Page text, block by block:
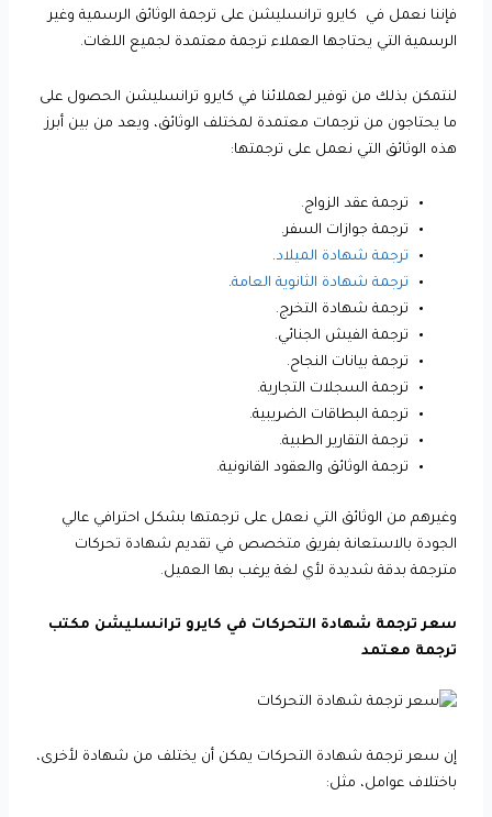
فإننا نعمل في كايرو ترانسليشن على ترجمة الوثائق الرسمية وغير
الرسمية التي يحتاجها العملاء ترجمة معتمدة لجميع اللغات.
لنتمكن بذلك من توفير لعملائنا في كايرو ترانسليشن الحصول على
ما يحتاجون من ترجمات معتمدة لمختلف الوثائق، ويعد من بين أبرز
هذه الوثائق التي نعمل على ترجمتها:
ترجمة عقد الزواج.
ترجمة جوازات السفر.
ترجمة شهادة الميلاد.
ترجمة شهادة الثانوية العامة.
ترجمة شهادة التخرج.
ترجمة الفيش الجنائي.
ترجمة بيانات النجاح.
ترجمة السجلات التجارية.
ترجمة البطاقات الضريبية.
ترجمة التقارير الطبية.
ترجمة الوثائق والعقود القانونية.
وغيرهم من الوثائق التي نعمل على ترجمتها بشكل احترافي عالي
الجودة بالاستعانة بفريق متخصص في تقديم شهادة تحركات
مترجمة بدقة شديدة لأي لغة يرغب بها العميل.
سعر ترجمة شهادة التحركات في كايرو ترانسليشن مكتب
ترجمة معتمد
إن سعر ترجمة شهادة التحركات يمكن أن يختلف من شهادة لأخرى،
باختلاف عوامل، مثل: